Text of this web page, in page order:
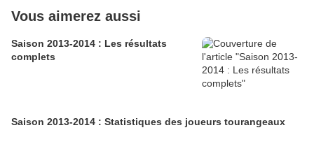
Vous aimerez aussi
Saison 2013-2014 : Les résultats
complets
Saison 2013-2014 : Statistiques des joueurs tourangeaux